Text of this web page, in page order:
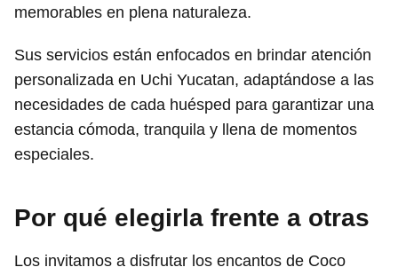
memorables en plena naturaleza.
Sus servicios están enfocados en brindar atención
personalizada en Uchi Yucatan, adaptándose a las
necesidades de cada huésped para garantizar una
estancia cómoda, tranquila y llena de momentos
especiales.
Por qué elegirla frente a otras
Los invitamos a disfrutar los encantos de Coco